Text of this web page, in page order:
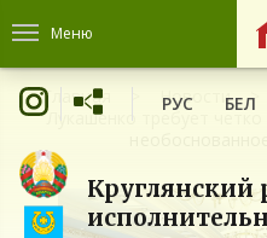
Меню
РУС БЕЛ
Главная Новости
Лукашенко требует четко